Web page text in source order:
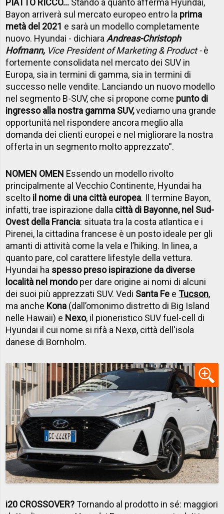
PIATTO RICCO... Stando a quanto afferma Hyundai,
Bayon arriverà sul mercato europeo entro la prima
metà del 2021 e sarà un modello completamente
nuovo. Hyundai - dichiaraAndreas-Christoph
Hofmann, Vice President of Marketing & Product -è
fortemente consolidata nel mercato dei SUV in
Europa, sia in termini di gamma, sia in termini di
successo nelle vendite. Lanciando un nuovo modello
nel segmento B-SUV, che si propone come punto di
ingresso alla nostra gamma SUV,vediamo una grande
opportunità nel rispondere ancora meglio alla
domanda dei clienti europei e nel migliorare la nostra
offerta in un segmento molto apprezzato''.
NOMEN OMEN Essendo un modello rivolto
principalmente al Vecchio Continente, Hyundai ha
scelto il nome di una città europea. Il termine Bayon,
infatti, trae ispirazione dalla città di Bayonne, nel Sud-
Ovest della Francia: situata tra la costa atlantica e i
Pirenei, la cittadina francese è un posto ideale per gli
amanti di attività come la vela e l’hiking. In linea, a
quanto pare, col carattere lifestyle della vettura.
Hyundai ha spesso preso ispirazione da diverse
località nel mondoper dare origine ai nomi di alcuni
dei suoi più apprezzati SUV. Vedi Santa Fe eTucson,
ma anche Kona (dall’omonimo distretto di Big Island
nelle Hawaii) e Nexo, il pioneristico SUV fuel-cell di
Hyundai il cui nome si rifà a Nexø, città dell'isola
danese di Bornholm.
i20 CROSSOVER?Tornando al prodotto in sé: maggiori